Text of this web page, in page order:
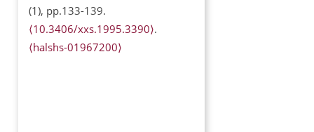
(1), pp.133-139.
⟨10.3406/xxs.1995.3390⟩.
⟨halshs-01967200⟩